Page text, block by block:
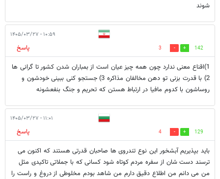
شوند
۱۰:۵۹ - ۱۴۰۵/۰۳/۲۷
142
3
پاسخ
1)اقناع معنی ندارد چون همه چیز عیان است از بمباران شدن کشور تا گرانی ها
2) با قدرت بزنی تو دهن مخالفان مذاکره 3) جستجو کنی ببینی خودشون و
روساشون با کدوم مافیا در ارتباط هستن که تحریم و جنگ بنفعشونه
۱۱:۰۱ - ۱۴۰۵/۰۳/۲۷
129
4
پاسخ
باید بپذیریم آبشخور این نوع تندروی ها صاحبان قدرتی هستند که اکنون می
ترسند دست شان از سفره مردم کوتاه شود کسانی که با جملاتی تاکیدی مثل
من می دانم من اطلاع دقیق دارم من شاهد بودم مخلوطی از دروغ و راست را